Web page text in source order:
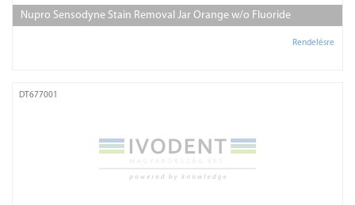
Nupro Sensodyne Stain Removal Jar Orange w/o Fluoride
Rendelésre
DT677001